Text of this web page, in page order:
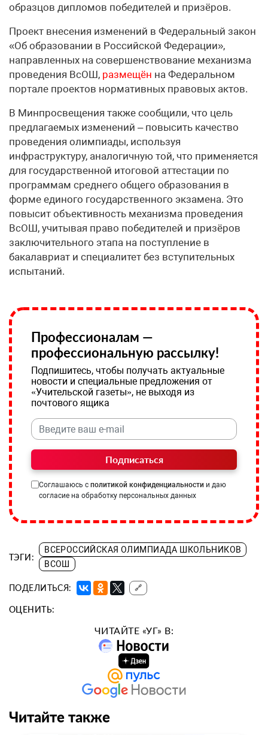
образцов дипломов победителей и призёров.
Проект внесения изменений в Федеральный закон
«Об образовании в Российской Федерации»,
направленных на совершенствование механизма
проведения ВсОШ, размещён на Федеральном
портале проектов нормативных правовых актов.
В Минпросвещения также сообщили, что цель
предлагаемых изменений – повысить качество
проведения олимпиады, используя
инфраструктуру, аналогичную той, что применяется
для государственной итоговой аттестации по
программам среднего общего образования в
форме единого государственного экзамена. Это
повысит объективность механизма проведения
ВсОШ, учитывая право победителей и призёров
заключительного этапа на поступление в
бакалавриат и специалитет без вступительных
испытаний.
Профессионалам —
профессиональную рассылку!
Подпишитесь, чтобы получать актуальные
новости и специальные предложения от
«Учительской газеты», не выходя из
почтового ящика
Подписаться
Соглашаюсь с политикой конфиденциальности и даю
согласие на обработку персональных данных
ТЭГИ:
ВСЕРОССИЙСКАЯ ОЛИМПИАДА ШКОЛЬНИКОВ
ВСОШ
ПОДЕЛИТЬСЯ: 🔗
ОЦЕНИТЬ:
ЧИТАЙТЕ «УГ» В:
Читайте также